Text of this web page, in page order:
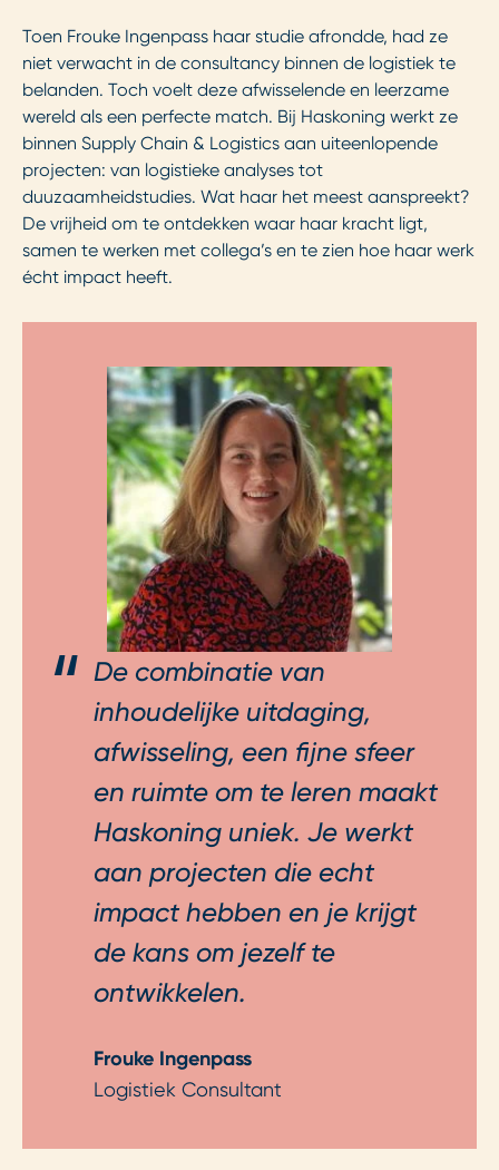
Toen Frouke Ingenpass haar studie afrondde, had ze
niet verwacht in de consultancy binnen de logistiek te
belanden. Toch voelt deze afwisselende en leerzame
wereld als een perfecte match. Bij Haskoning werkt ze
binnen Supply Chain & Logistics aan uiteenlopende
projecten: van logistieke analyses tot
duuzaamheidstudies. Wat haar het meest aanspreekt?
De vrijheid om te ontdekken waar haar kracht ligt,
samen te werken met collega’s en te zien hoe haar werk
écht impact heeft.
De combinatie van
inhoudelijke uitdaging,
afwisseling, een fijne sfeer
en ruimte om te leren maakt
Haskoning uniek. Je werkt
aan projecten die echt
impact hebben en je krijgt
de kans om jezelf te
ontwikkelen.
Frouke Ingenpass
Logistiek Consultant